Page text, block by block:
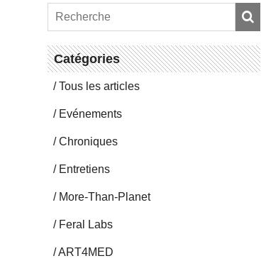
Ca­té­go­ries
Tous les articles
Evé­ne­ments
Chro­niques
En­tre­tiens
More-Than-Pla­net
Feral Labs
ART4MED